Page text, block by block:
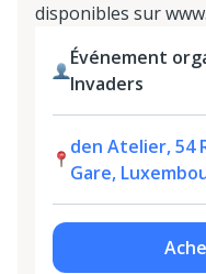
disponibles sur
Événement
Invaders
den Atelier, 54
Gare,